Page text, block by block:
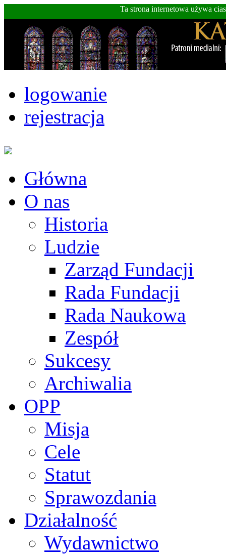
Ta strona internetowa używa
logowanie
rejestracja
Główna
O nas
Historia
Ludzie
Zarząd Fundacji
Rada Fundacji
Rada Naukowa
Zespół
Sukcesy
Archiwalia
OPP
Misja
Cele
Statut
Sprawozdania
Działalność
Wydawnictwo